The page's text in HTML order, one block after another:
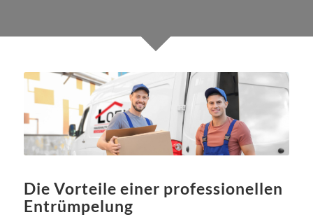
Die Vorteile einer professionellen
Entrümpelung